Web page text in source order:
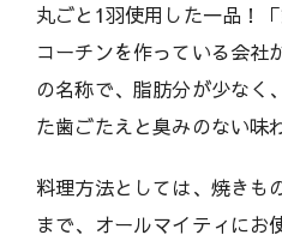
丸ごと1羽使用した一品！
コーチンを作っている会社
の名称で、脂肪分が少なく
た歯ごたえと臭みのない味
料理方法としては、焼きも
まで、オールマイティにお